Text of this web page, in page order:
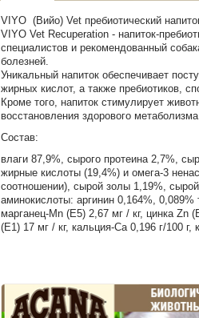
VIYO (Вийо) Vet пребиотический
VIYO Vet Recuperation - напиток-
специалистов и рекомендованный
болезней.
Уникальный напиток обеспечивает
жирных кислот, а также пребиотиков,
Кроме того, напиток стимулирует
восстановления здорового
Состав:
влаги 87,9%, сырого протеина 2,7%,
жирные кислоты (19,4%) и омега-3
соотношении), сырой золы 1,19%,
аминокислоты: аргинин 0,164%,
марганец-Mn (E5) 2,67 мг / кг, цинка Zn
(E1) 17 мг / кг, кальция-Ca 0,196 г/100 г,